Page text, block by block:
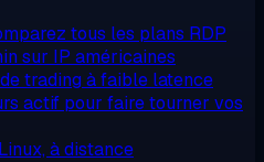
tous les plans RDP
sur IP américaines
trading à faible latence
actif pour faire tourner vos
à distance